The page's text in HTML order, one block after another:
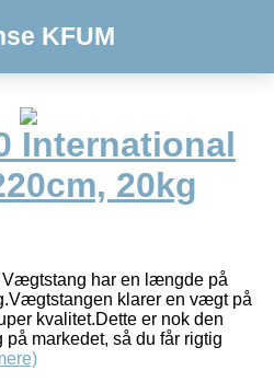
KFUM
International
20kg
har en længde på
klarer en vægt på
kvalitet.Dette er nok den
markedet, så du får rigtig